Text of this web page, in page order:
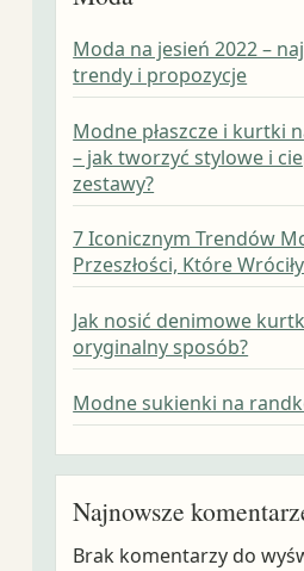
Moda na jesień 2022 –
trendy i propozycje
Modne płaszcze i kurtki
– jak tworzyć stylowe i
zestawy?
7 Iconicznym Trendów
Przeszłości, Które
Jak nosić denimowe
oryginalny sposób?
Modne sukienki na
Najnowsze
Brak komentarzy do